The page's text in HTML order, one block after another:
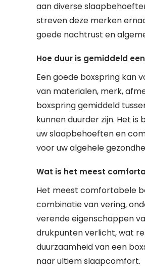
aan diverse
streven deze merken
goede nachtrust en
Hoe duur is gemiddeld
Een goede boxspring kan
van materialen, merk,
boxspring gemiddeld
kunnen duurder zijn. Het
uw slaapbehoeften en
voor uw algehele
Wat is het meest
Het meest comfortabele
combinatie van vering,
verende eigenschappen
drukpunten verlicht, wat
duurzaamheid van een
naar ultiem slaapcomfort.